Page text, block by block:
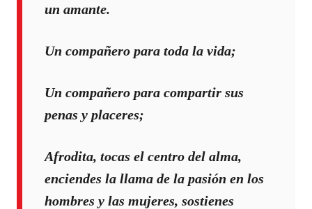
un amante.
Un compañero para toda la vida;
Un compañero para compartir sus
penas y placeres;
Afrodita, tocas el centro del alma,
enciendes la llama de la pasión en los
hombres y las mujeres, sostienes